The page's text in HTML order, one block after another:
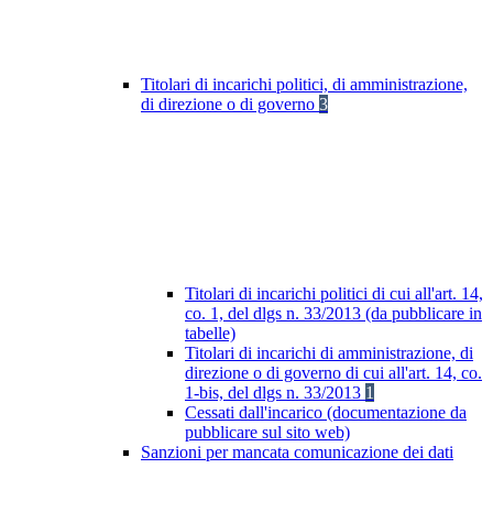
Titolari di incarichi politici, di amministrazione,
di direzione o di governo 3
Titolari di incarichi politici di cui all'art. 14,
co. 1, del dlgs n. 33/2013 (da pubblicare in
tabelle)
Titolari di incarichi di amministrazione, di
direzione o di governo di cui all'art. 14, co.
1-bis, del dlgs n. 33/2013 1
Cessati dall'incarico (documentazione da
pubblicare sul sito web)
Sanzioni per mancata comunicazione dei dati